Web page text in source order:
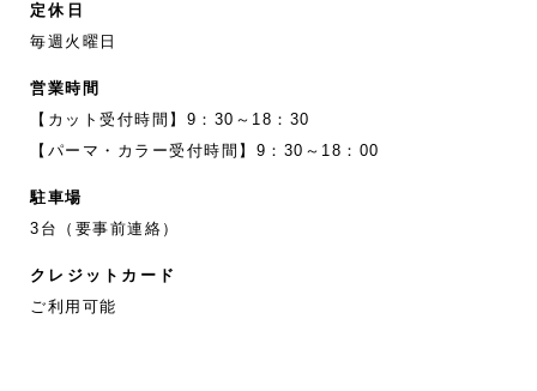
定休日
毎週火曜日
営業時間
【カット受付時間】9：30～18：30
【パーマ・カラー受付時間】9：30～18：00
駐車場
3台（要事前連絡）
クレジットカード
ご利用可能